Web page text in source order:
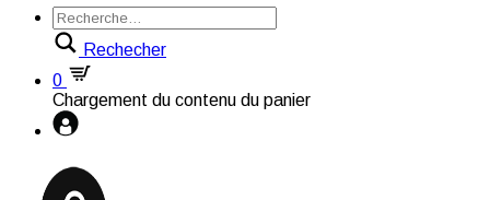
Rechecher
0
Chargement du contenu du panier